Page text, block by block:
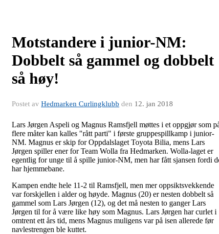
Motstandere i junior-NM:
Dobbelt så gammel og dobbelt
så høy!
Postet av Hedmarken Curlingklubb den 12. jan 2018
Lars Jørgen Aspeli og Magnus Ramsfjell møttes i et oppgjør som
flere måter kan kalles "rått parti" i første gruppespillkamp i junior-
NM. Magnus er skip for Oppdalslaget Toyota Bilia, mens Lars
Jørgen spiller ener for Team Wolla fra Hedmarken. Wolla-laget er
egentlig for unge til å spille junior-NM, men har fått sjansen fordi
har hjemmebane.
Kampen endte hele 11-2 til Ramsfjell, men mer oppsiktsvekkende
var forskjellen i alder og høyde. Magnus (20) er nesten dobbelt så
gammel som Lars Jørgen (12), og det må nesten to ganger Lars
Jørgen til for å være like høy som Magnus. Lars Jørgen har curlet i
omtrent ett års tid, mens Magnus muligens var på isen allerede før
navlestrengen ble kuttet.